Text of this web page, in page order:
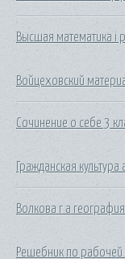
Высшая математика i
Войцеховский
Сочинение о себе 3
Гражданская
Волкова г а
Решебник по рабочей